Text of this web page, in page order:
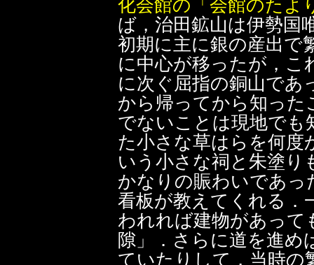
化会館の「会館のたよ
ば，治田鉱山は伊勢国
初期に主に銀の産出で
に中心が移ったが，こ
に次ぐ屈指の銅山であ
から帰ってから知った
でないことは現地でも
た小さな草はらを何度
いう小さな祠と朱塗り
かなりの賑わいであ
看板が教えてくれる．
われれば建物があって
隙」．さらに道を進め
ていたりして，当時の